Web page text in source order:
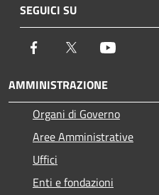
SEGUICI SU
Facebook Twitter
AMMINISTRAZIONE
Organi di Governo
Aree Amministrative
Uffici
Enti e fondazioni